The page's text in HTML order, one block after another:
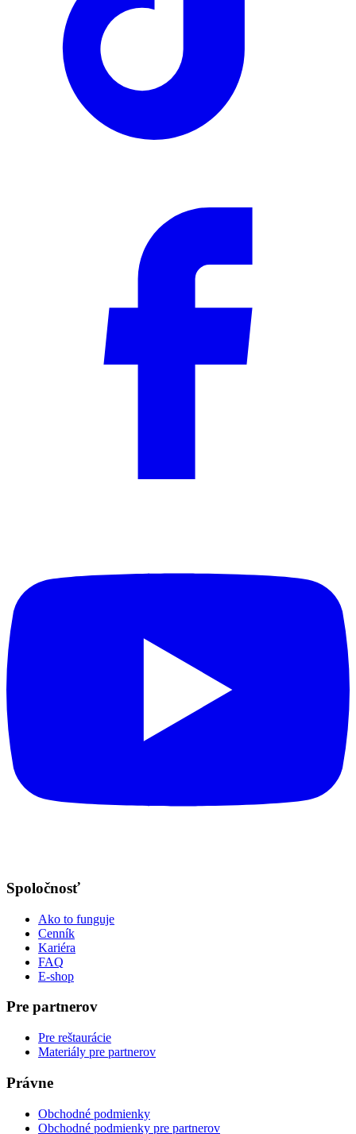
Spoločnosť
Ako to funguje
Cenník
Kariéra
FAQ
E-shop
Pre partnerov
Pre reštaurácie
Materiály pre partnerov
Právne
Obchodné podmienky
Obchodné podmienky pre partnerov